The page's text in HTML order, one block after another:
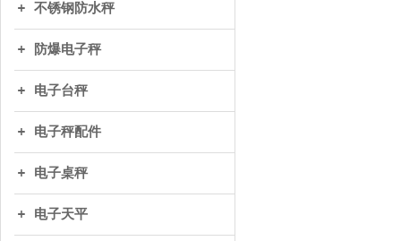
不锈钢防水秤
防爆电子秤
电子台秤
电子秤配件
电子桌秤
电子天平